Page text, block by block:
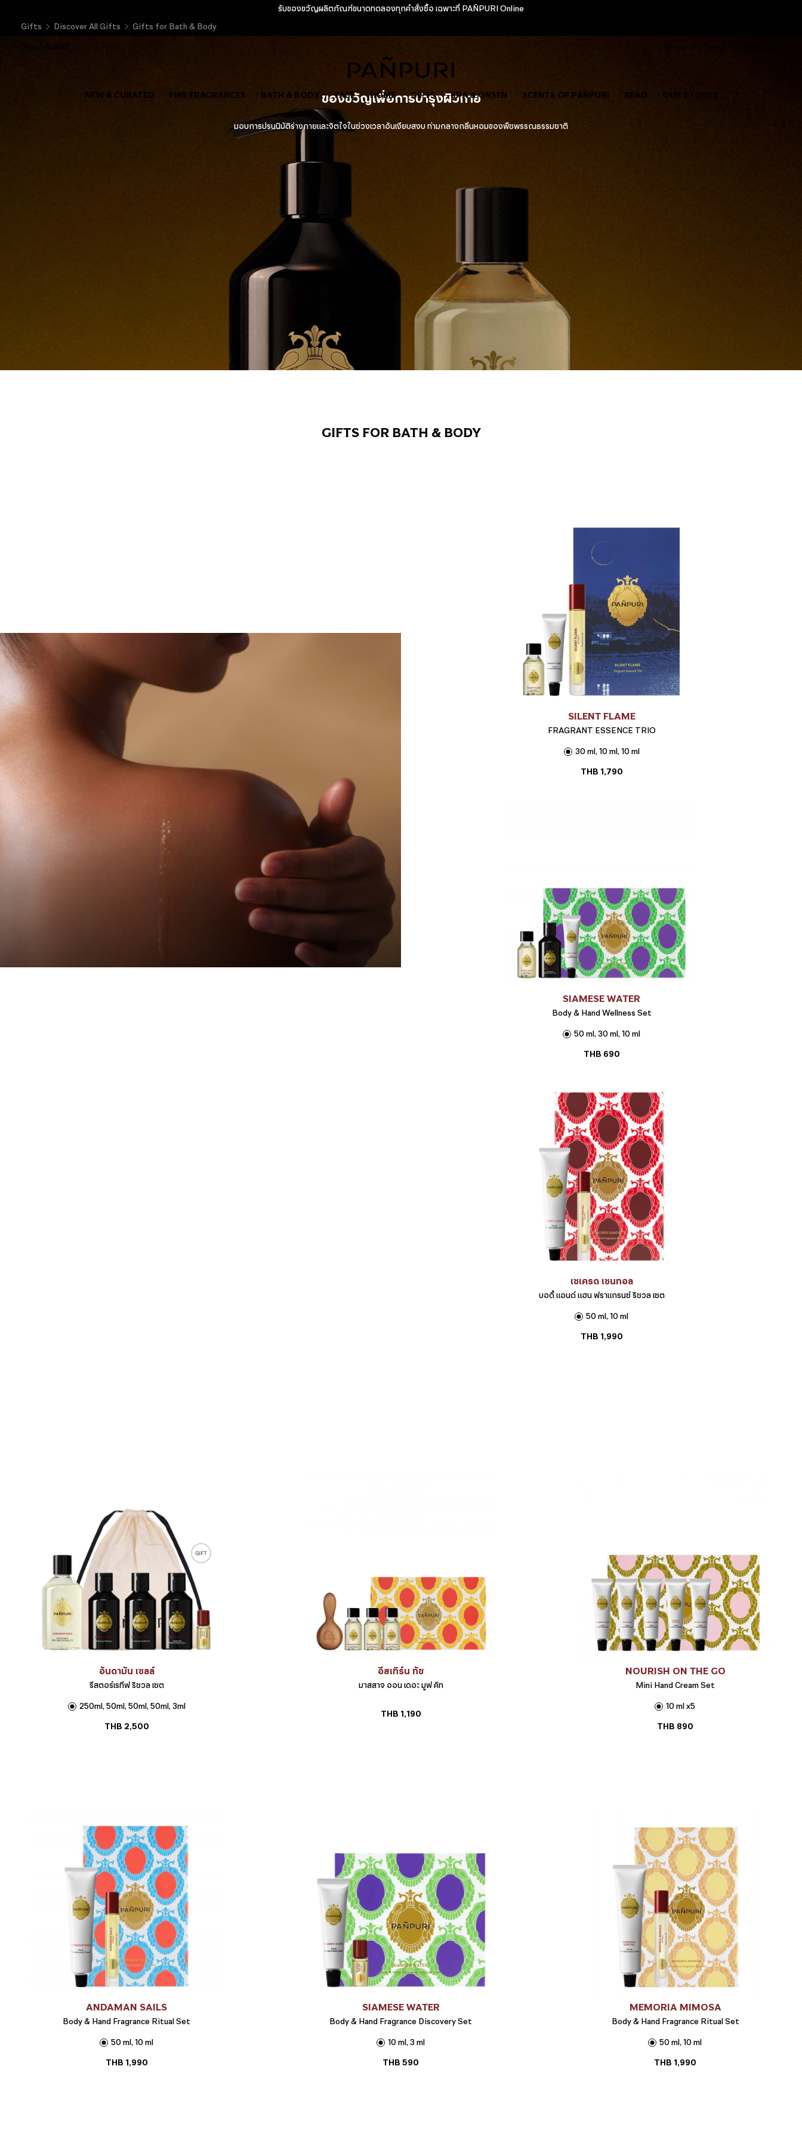
รับของขวัญผลิตภัณฑ์ขนาดทดลองทุกคำสั่งซื้อ เฉพาะที่ PAÑPURI Online
สิทธิพิเศษสำหรับลูกค้าใหม่ รับ Complimentary 200 บาท พร้อมของขวัญเอ็กซ์คลูซีฟ
Gifts
Discover All Gifts
Gifts for Bath & Body
ปัญญ์ปุริเฟิสต์
NEW & CURATED FINE FRAGRANCES BATH & BODY FACE HOME GIFTS SPA & ONSEN SCENTS OF PAÑPURI READ OUR STORES
ของขวัญเพื่อการบำรุงผิวกาย
มอบการปรนนิบัติร่างกายและจิตใจในช่วงเวลาอันเงียบสงบ ท่ามกลางกลิ่นหอมของพืชพรรณธรรมชาติ
GIFTS FOR BATH & BODY
SILENT FLAME
FRAGRANT ESSENCE TRIO
30 ml, 10 ml, 10 ml
THB 1,790
SIAMESE WATER
Body & Hand Wellness Set
50 ml, 30 ml, 10 ml
THB 690
เซเครด เซนทอล
บอดี้ แอนด์ แฮน ฟราแกรนซ์ ริชวล เซต
50 ml, 10 ml
THB 1,990
อันดามัน เซลล์
รีสตอร์เรทีฟ ริชวล เซต
250ml, 50ml, 50ml, 50ml, 3ml
THB 2,500
อีสเทิร์น ทัช
มาสสาจ ออน เดอะ มูฟ คิท
THB 1,190
NOURISH ON THE GO
Mini Hand Cream Set
10 ml x5
THB 890
ANDAMAN SAILS
Body & Hand Fragrance Ritual Set
50 ml, 10 ml
THB 1,990
SIAMESE WATER
Body & Hand Fragrance Discovery Set
10 ml, 3 ml
THB590
MEMORIA MIMOSA
Body & Hand Fragrance Ritual Set
50 ml, 10 ml
THB 1,990